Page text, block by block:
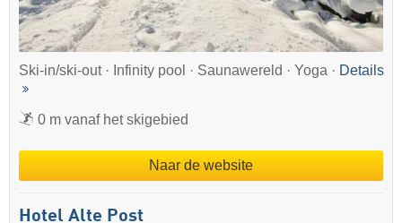
Ski-in/ski-out · Infinity pool · Saunawereld · Yoga · Details
0 m vanaf het skigebied
Naar de website
Hotel Alte Post